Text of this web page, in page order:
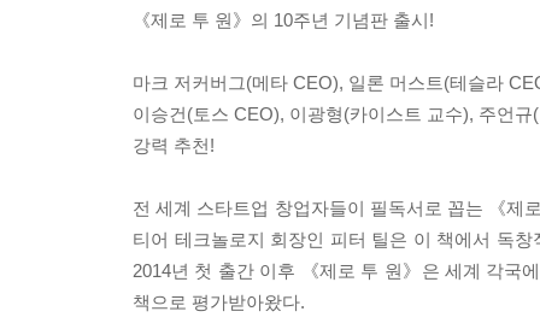
《제로 투 원》의 10주년 기념판 출시!
마크 저커버그(메타 CEO), 일론 머스트(테슬라
이승건(토스 CEO), 이광형(카이스트 교수), 주언
강력 추천!
전 세계 스타트업 창업자들이 필독서로 꼽는 《제
티어 테크놀로지 회장인 피터 틸은 이 책에서 독
2014년 첫 출간 이후 《제로 투 원》은 세계 각국
책으로 평가받아왔다.